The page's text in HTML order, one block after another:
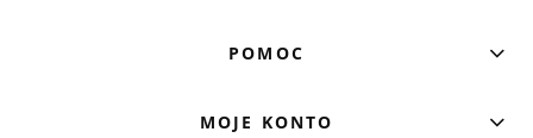
POMOC
MOJE KONTO